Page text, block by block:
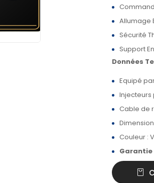
Allumage
Sécurité
Support
Données
Equipé
Cable de
Couleur :
Garantie